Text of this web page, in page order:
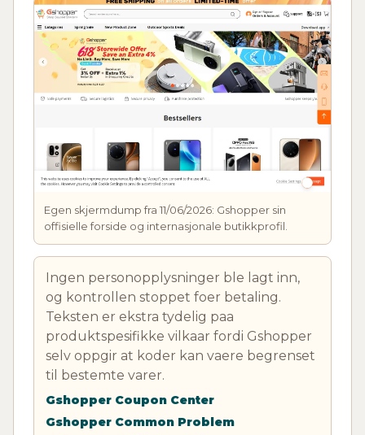
Egen skjermdump fra 11/06/2026: Gshopper sin
offisielle forside og internasjonale butikkprofil.
Ingen personopplysninger ble lagt inn,
og kontrollen stoppet foer betaling.
Teksten er ekstra tydelig paa
produktspesifikke vilkaar fordi Gshopper
selv oppgir at koder kan vaere begrenset
til bestemte varer.
Gshopper Coupon Center
Gshopper Common Problem